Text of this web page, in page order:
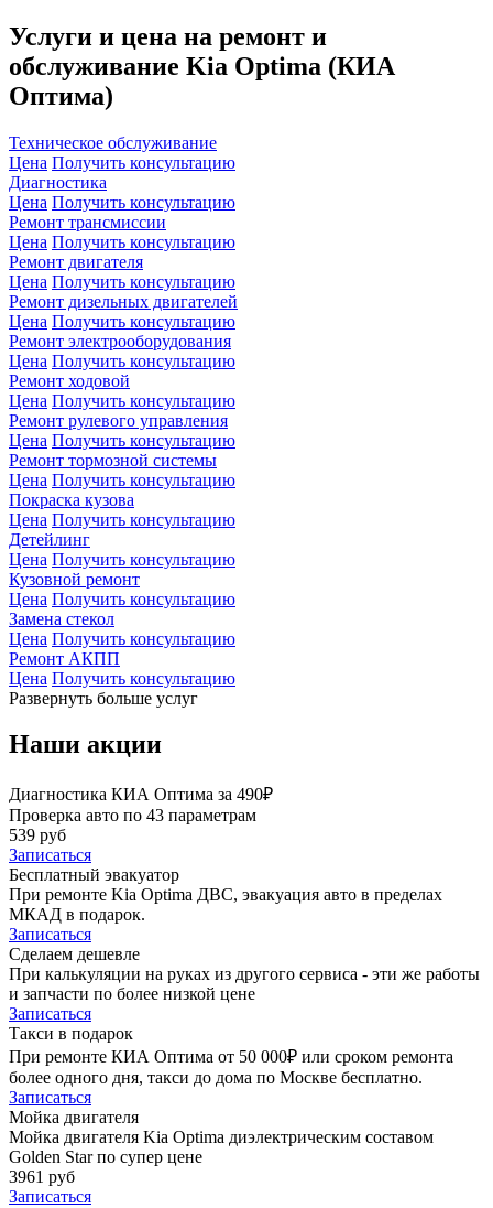
Услуги и цена на ремонт и
обслуживание Kia Optima (КИА
Оптима)
Техническое обслуживание
Цена Получить консультацию
Диагностика
Цена Получить консультацию
Ремонт трансмиссии
Цена Получить консультацию
Ремонт двигателя
Цена Получить консультацию
Ремонт дизельных двигателей
Цена Получить консультацию
Ремонт электрооборудования
Цена Получить консультацию
Ремонт ходовой
Цена Получить консультацию
Ремонт рулевого управления
Цена Получить консультацию
Ремонт тормозной системы
Цена Получить консультацию
Покраска кузова
Цена Получить консультацию
Детейлинг
Цена Получить консультацию
Кузовной ремонт
Цена Получить консультацию
Замена стекол
Цена Получить консультацию
Ремонт АКПП
Цена Получить консультацию
Развернуть больше услуг
Наши акции
Диагностика КИА Оптима за 490₽
Проверка авто по 43 параметрам
539 руб
Записаться
Бесплатный эвакуатор
При ремонте Kia Optima ДВС, эвакуация авто в пределах
МКАД в подарок.
Записаться
Сделаем дешевле
При калькуляции на руках из другого сервиса - эти же работы
и запчасти по более низкой цене
Записаться
Такси в подарок
При ремонте КИА Оптима от 50 000₽ или сроком ремонта
более одного дня, такси до дома по Москве бесплатно.
Записаться
Мойка двигателя
Мойка двигателя Kia Optima диэлектрическим составом
Golden Star по супер цене
3961 руб
Записаться